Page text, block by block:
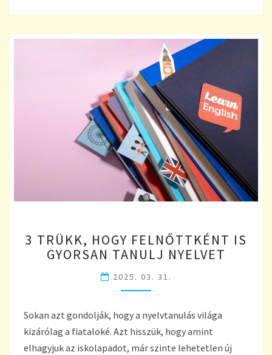
TRÜKK,
HOGY
IS
GYORSAN
NYELVET
3 TRÜKK, HOGY FELNŐTTKÉNT IS
GYORSAN TANULJ NYELVET
2025. 03. 31.
Sokan azt gondolják, hogy a nyelvtanulás világa
kizárólag a fiataloké. Azt hisszük, hogy amint
elhagyjuk az iskolapadot, már szinte lehetetlen új